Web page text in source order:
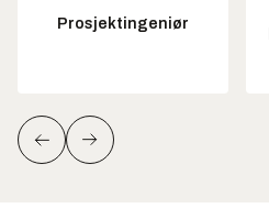
Prosjektingeniør